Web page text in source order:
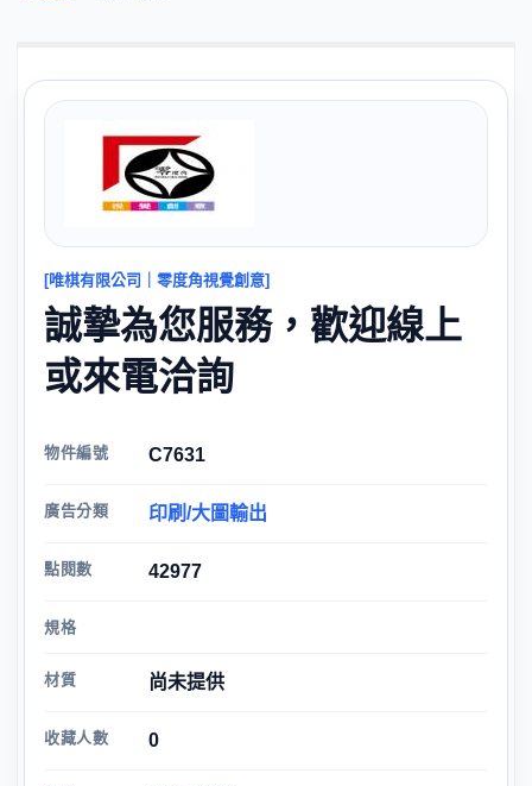
[唯棋有限公司｜零度角視覺創意]
誠摯為您服務，歡迎線上
或來電洽詢
物件編號 C7631
廣告分類 印刷/大圖輸出
點閱數 42977
規格
材質 尚未提供
收藏人數 0